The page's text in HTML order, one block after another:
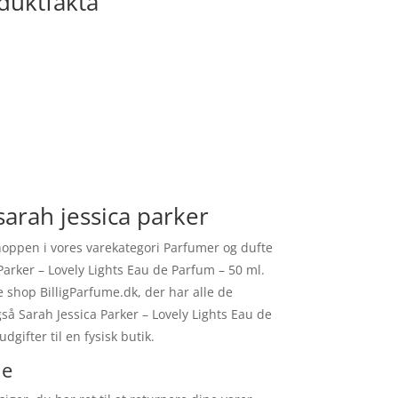
jessica parker
i vores varekategori Parfumer og dufte
– Lovely Lights Eau de Parfum – 50 ml.
shop BilligParfume.dk, der har alle de
Jessica Parker – Lovely Lights Eau de
til en fysisk butik.